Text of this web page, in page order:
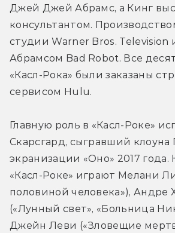
Джей Джей Абрамс, а Кинг
консультантом.
студии Warner Bros. Television
Абрамсом Bad Robot. Все
«Касл-Рока» были заказаны
сервисом Hulu.
Главную роль в «Касл-Роке»
Скарсгард, сыгравший клоуна
экранизации «Оно» 2017 года.
«Касл-Роке» играют Мелани
половиной человека»), Андре
(«Лунный свет», «Больница
Джейн Леви («Зловещие